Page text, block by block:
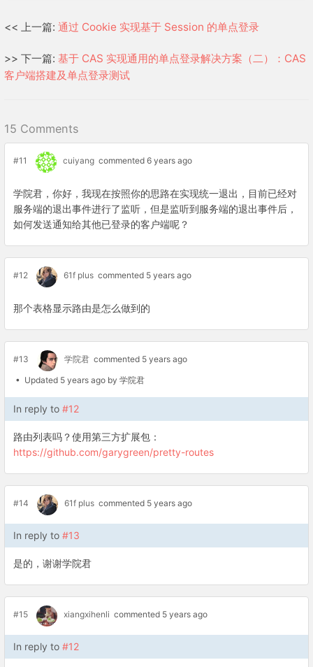
<< 上一篇: 通过 Cookie 实现基于 Session 的单点登录
>> 下一篇: 基于 CAS 实现通用的单点登录解决方案（二）：CAS
客户端搭建及单点登录测试
15 Comments
#11 cuiyang commented 6 years ago
学院君，你好，我现在按照你的思路在实现统一退出，目前已经对
服务端的退出事件进行了监听，但是监听到服务端的退出事件后，
如何发送通知给其他已登录的客户端呢？
#12 61f plus commented 5 years ago
那个表格显示路由是怎么做到的
#13 学院君 commented 5 years ago
• Updated 5 years ago by 学院君
In reply to #12
路由列表吗？使用第三方扩展包：
https://github.com/garygreen/pretty-routes
#14 61f plus commented 5 years ago
In reply to #13
是的，谢谢学院君
#15 xiangxihenli commented 5 years ago
In reply to #12